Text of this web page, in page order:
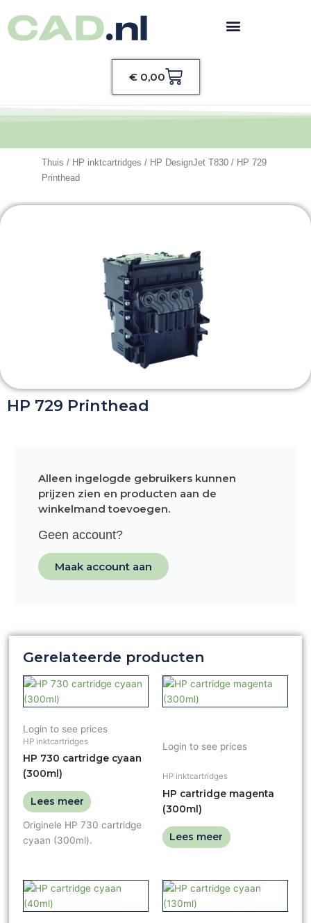
€0,00Winkelwagen
Thuis / HP inktcartridges / HP DesignJet T830 / HP 729
Printhead
HP 729 Printhead
Alleen ingelogde gebruikers kunnen
prijzen zien en producten aan de
winkelmand toevoegen.
Geen account?
Maak account aan
Gerelateerde producten
Login to see prices
HP inktcartridges
HP 730 cartridge cyaan
(300ml)
Lees meer
Originele HP 730 cartridge
cyaan (300ml).
Login to see prices
HP inktcartridges
HP cartridge magenta
(300ml)
Lees meer